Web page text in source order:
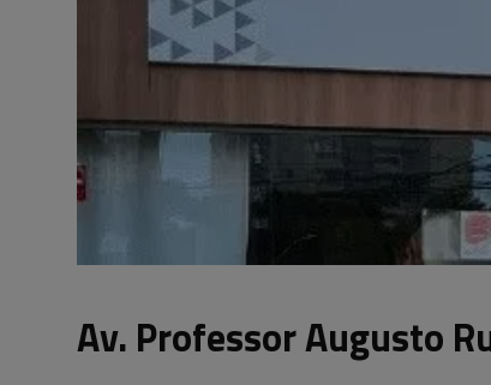
Av. Professor Augusto